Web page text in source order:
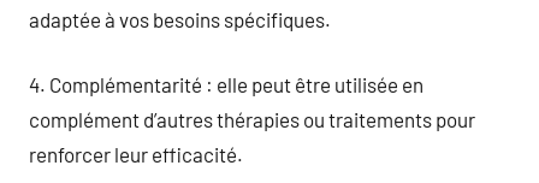
adaptée à vos besoins spécifiques.
4. Complémentarité : elle peut être utilisée en
complément d’autres thérapies ou traitements pour
renforcer leur efficacité.